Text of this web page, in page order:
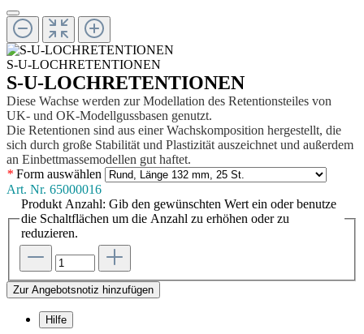
S-U-LOCHRETENTIONEN
S-U-LOCHRETENTIONEN
Diese Wachse werden zur Modellation des Retentionsteiles von
UK- und OK-Modellgussbasen genutzt.
Die Retentionen sind aus einer Wachskomposition herge­stellt, die
sich durch große Stabilität und Plastizität aus­zeichnet und außerdem
an Einbettmassemodellen gut haftet.
* Form auswählen
Art. Nr. 65000016
Produkt Anzahl: Gib den gewünschten Wert ein oder benutze
die Schaltflächen um die Anzahl zu erhöhen oder zu
reduzieren.
Zur Angebotsnotiz hinzufügen
Hilfe